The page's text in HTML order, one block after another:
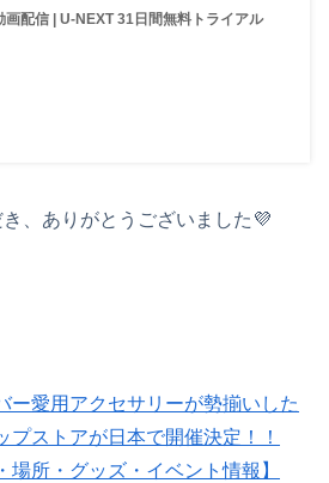
画配信 | U-NEXT 31日間無料トライアル
、ありがとうございました💜
ー愛用アクセサリーが勢揃いした
プストアが日本で開催決定！！
場所・グッズ・イベント情報】